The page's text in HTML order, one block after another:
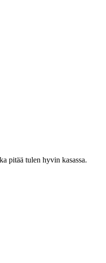
pitää tulen hyvin kasassa.